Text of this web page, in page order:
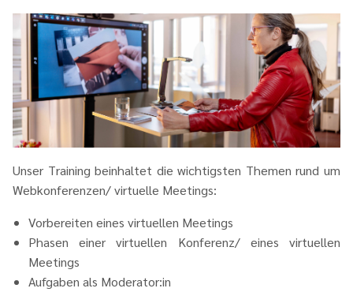
Unser Training beinhaltet die wichtigsten Themen rund um
Webkonferenzen/ virtuelle Meetings:
Vorbereiten eines virtuellen Meetings
Phasen einer virtuellen Konferenz/ eines virtuellen
Meetings
Aufgaben als Moderator:in